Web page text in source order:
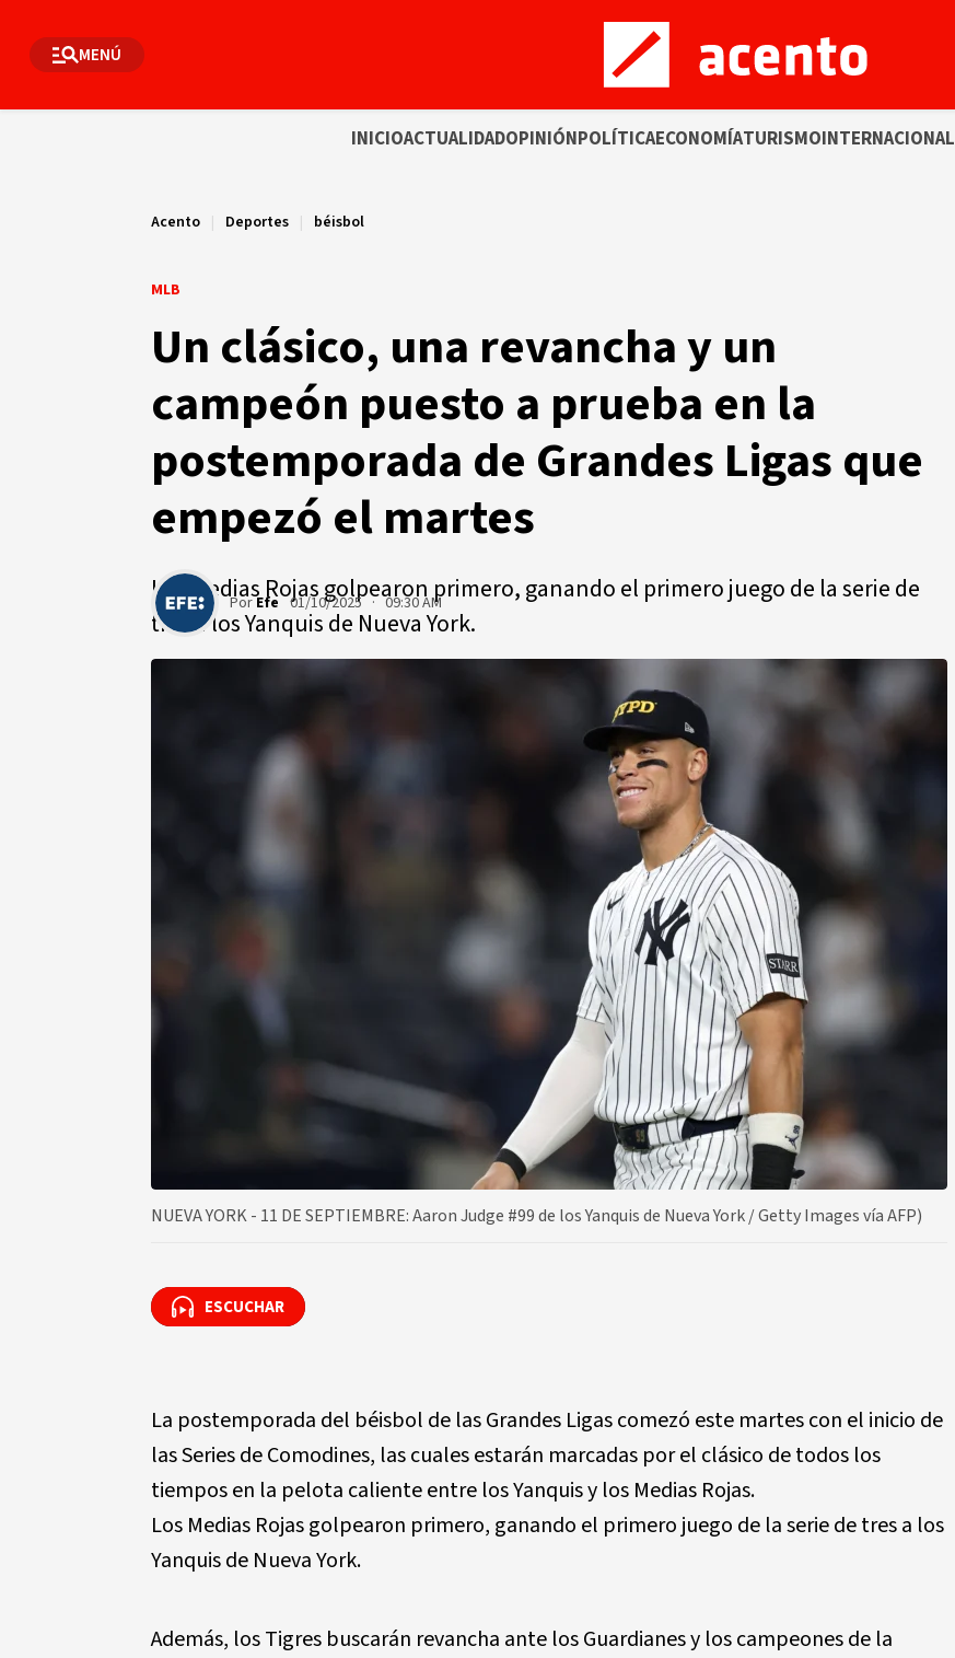
MENÚ
INICIOACTUALIDADOPINIÓNPOLÍTICAECONOMÍATURISMOINTERNACIONAL
Acento | Deportes | béisbol
MLB
Un clásico, una revancha y un
campeón puesto a prueba en la
postemporada de Grandes Ligas que
empezó el martes
Los Medias Rojas golpearon primero, ganando el primero juego de la serie de
tres a los Yanquis de Nueva York.
PorEfe 01/10/2025 · 09:30 AM
NUEVA YORK - 11 DE SEPTIEMBRE: Aaron Judge #99 de los Yanquis de Nueva York / Getty Images vía AFP)
ESCUCHAR
ESCUCHAR
La postemporada del béisbol de las Grandes Ligas comezó este martes con el inicio de
las Series de Comodines, las cuales estarán marcadas por el clásico de todos los
tiempos en la pelota caliente entre los Yanquis y los Medias Rojas.
Los Medias Rojas golpearon primero, ganando el primero juego de la serie de tres a los
Yanquis de Nueva York.
Además, los Tigres buscarán revancha ante los Guardianes y los campeones de la